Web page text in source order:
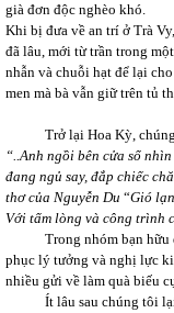
già đơn độc nghèo khó.
Khi bị đưa về an trí ở Trà
đã lâu, mới từ trần trong
nhẫn và chuỗi hạt để lại
men mà bà vẫn giữ
Trở lại Hoa Kỳ, chúng
“..Anh ngồi bên cửa sổ
đang ngủ say, đắp chiếc
thơ của Nguyễn Du “Gió
Với tấm lòng và công trình
Trong nhóm bạn hữu
phục lý tưởng và nghị lực
nhiều gửi về làm quà biếu
Ít lâu sau chúng tôi lại